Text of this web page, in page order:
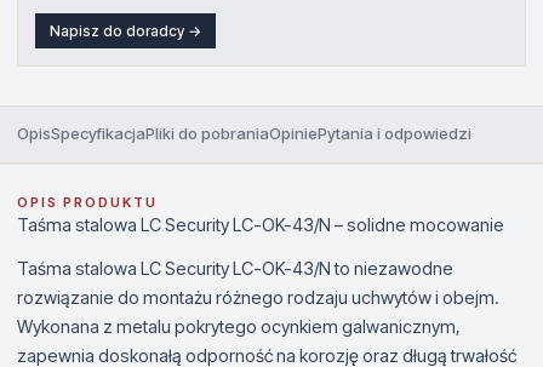
Napisz do doradcy →
OpisSpecyfikacjaPliki do pobraniaOpiniePytania i odpowiedzi
OPIS PRODUKTU
Taśma stalowa LC Security LC-OK-43/N – solidne mocowanie
Taśma stalowa LC Security LC-OK-43/N to niezawodne
rozwiązanie do montażu różnego rodzaju uchwytów i obejm.
Wykonana z metalu pokrytego ocynkiem galwanicznym,
zapewnia doskonałą odporność na korozję oraz długą trwałość